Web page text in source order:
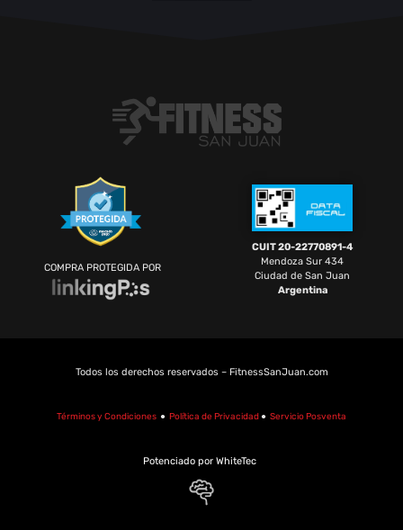
COMPRA PROTEGIDA POR
CUIT 20-22770891-4
Mendoza Sur 434
Ciudad de San Juan
Argentina
Todos los derechos reservados – FitnessSanJuan.com
Términos y Condiciones ● Política de Privacidad ● Servicio Posventa
Potenciado por WhiteTec